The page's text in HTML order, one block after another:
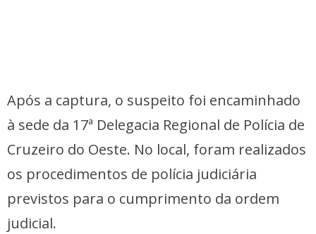
Após a captura, o suspeito foi encaminhado
à sede da 17ª Delegacia Regional de Polícia de
Cruzeiro do Oeste. No local, foram realizados
os procedimentos de polícia judiciária
previstos para o cumprimento da ordem
judicial.